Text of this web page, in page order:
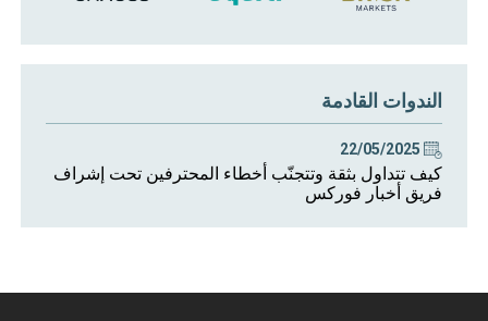
الندوات القادمة
22/05/2025
كيف تتداول بثقة وتتجنّب أخطاء المحترفين تحت إشراف
فريق أخبار فوركس